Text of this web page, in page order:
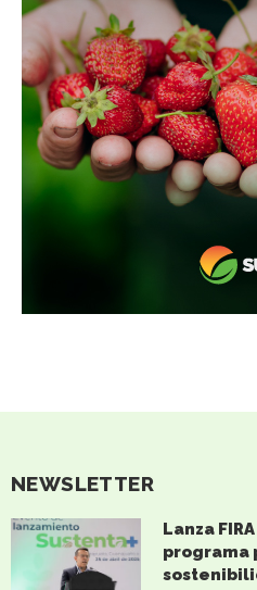
NEWSLETTER
Lanza
programa